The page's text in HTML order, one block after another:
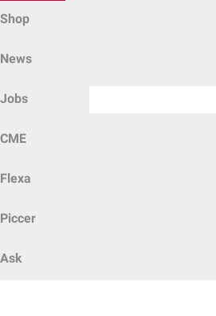
Shop
News
Jobs
CME
Flexa
Piccer
Ask